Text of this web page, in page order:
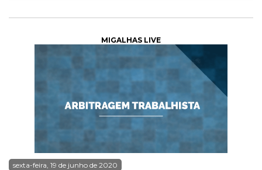
MIGALHAS LIVE
sexta-feira, 19 de junho de 2020